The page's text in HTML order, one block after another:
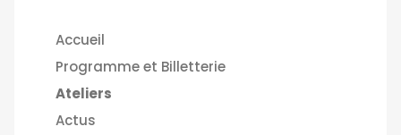
Accueil
Programme et Billetterie
Ateliers
Actus